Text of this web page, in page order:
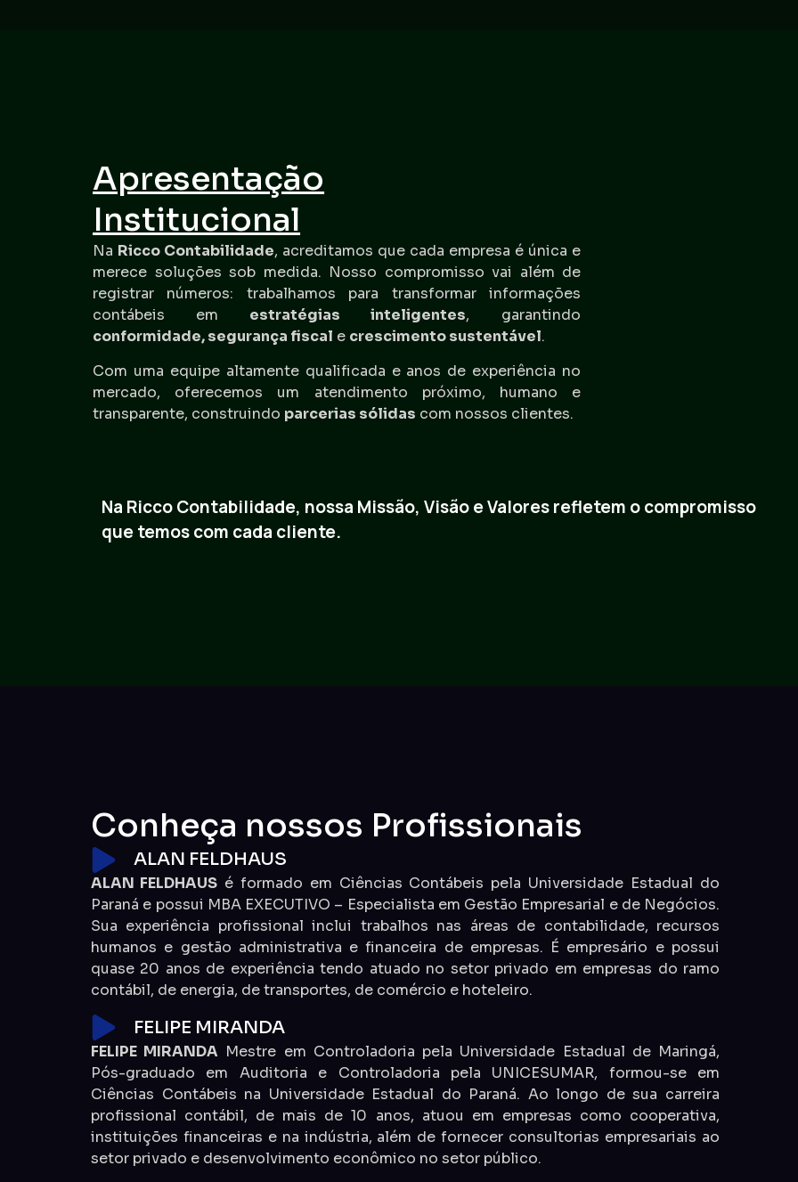
Apresentação
Institucional
Na Ricco Contabilidade, acreditamos que cada empresa é única e
merece soluções sob medida. Nosso compromisso vai além de
registrar números: trabalhamos para transformar informações
contábeis em estratégias inteligentes, garantindo
conformidade, segurança fiscal e crescimento sustentável.
Com uma equipe altamente qualificada e anos de experiência no
mercado, oferecemos um atendimento próximo, humano e
transparente, construindo parcerias sólidas com nossos clientes.
Na Ricco Contabilidade, nossa Missão, Visão e Valores refletem o compromisso
que temos com cada cliente.
Conheça nossos Profissionais
ALAN FELDHAUS
ALAN FELDHAUS é formado em Ciências Contábeis pela Universidade Estadual do
Paraná e possui MBA EXECUTIVO – Especialista em Gestão Empresarial e de Negócios.
Sua experiência profissional inclui trabalhos nas áreas de contabilidade, recursos
humanos e gestão administrativa e financeira de empresas. É empresário e possui
quase 20 anos de experiência tendo atuado no setor privado em empresas do ramo
contábil, de energia, de transportes, de comércio e hoteleiro.
FELIPE MIRANDA
FELIPE MIRANDA Mestre em Controladoria pela Universidade Estadual de Maringá,
Pós-graduado em Auditoria e Controladoria pela UNICESUMAR, formou-se em
Ciências Contábeis na Universidade Estadual do Paraná. Ao longo de sua carreira
profissional contábil, de mais de 10 anos, atuou em empresas como cooperativa,
instituições financeiras e na indústria, além de fornecer consultorias empresariais ao
setor privado e desenvolvimento econômico no setor público.